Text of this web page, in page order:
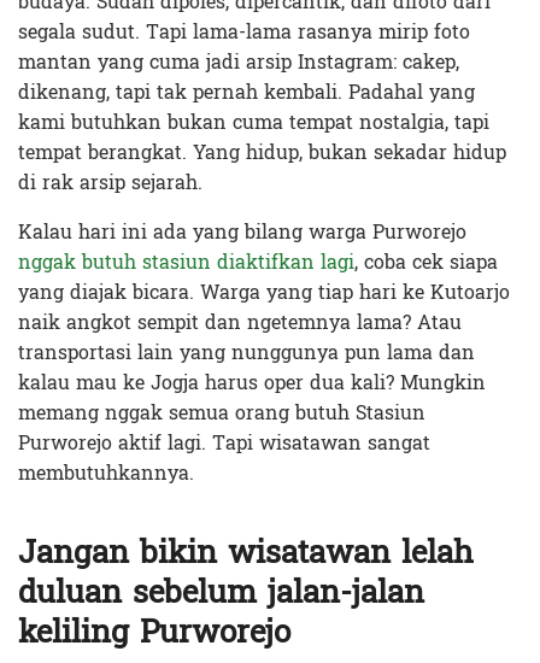
segala sudut. Tapi lama-lama rasanya mirip foto
mantan yang cuma jadi arsip Instagram: cakep,
dikenang, tapi tak pernah kembali. Padahal yang
kami butuhkan bukan cuma tempat nostalgia, tapi
tempat berangkat. Yang hidup, bukan sekadar hidup
di rak arsip sejarah.
Kalau hari ini ada yang bilang warga Purworejo
nggak butuh stasiun diaktifkan lagi, coba cek siapa
yang diajak bicara. Wargayang tiap hari ke Kutoarjo
naik angkot sempit dan ngetemnya lama? Atau
transportasi lain yang nunggunya pun lama dan
kalau mau ke Jogja harus oper dua kali? Mungkin
memang nggak semua orang butuh Stasiun
Purworejo aktif lagi. Tapi wisatawan sangat
membutuhkannya.
Jangan bikin wisatawan lelah
duluan sebelum jalan-jalan
keliling Purworejo